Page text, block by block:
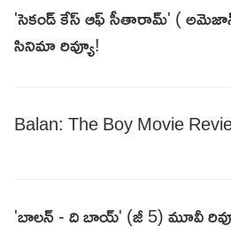
'సెకండ్ కేస్ ఆఫ్ సీతారామ్' (
సినిమా రివ్యూ!
Balan: The Boy Movie
'బాలన్ - ది బాయ్' (జీ 5) మూవీ